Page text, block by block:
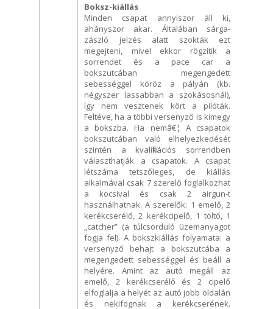
Boksz-kiállás
Minden csapat annyiszor áll ki,
ahányszor akar. Általában sárga-
zászló jelzés alatt szokták ezt
megejteni, mivel ekkor rögzítik a
sorrendet és a pace car a
bokszutcában megengedett
sebességgel köröz a pályán (kb.
négyszer lassabban a szokásosnál),
így nem vesztenek kört a pilóták.
Feltéve, ha a többi versenyző is kimegy
a bokszba. Ha nemâ€¦ A csapatok
bokszutcában való elhelyezkedését
szintén a kvalifikációs sorrendben
választhatják a csapatok. A csapat
létszáma tetszőleges, de kiállás
alkalmával csak 7 szerelő foglalkozhat
a kocsival és csak 2 airgun-t
használhatnak. A szerelők: 1 emelő, 2
kerékcserélő, 2 kerékcipelő, 1 töltő, 1
„catcher” (a túlcsorduló üzemanyagot
fogja fel). A bokszkiállás folyamata: a
versenyző behajt a bokszutcába a
megengedett sebességgel és beáll a
helyére. Amint az autó megáll az
emelő, 2 kerékcserélő és 2 cipelő
elfoglalja a helyét az autó jobb oldalán
és nekifognak a kerékcserének.